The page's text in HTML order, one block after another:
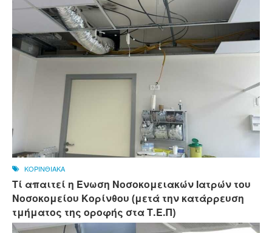
ΚΟΡΙΝΘΙΑΚΑ
Τί απαιτεί η Ένωση Νοσοκομειακών Ιατρών του
Νοσοκομείου Κορίνθου (μετά την κατάρρευση
τμήματος της οροφής στα Τ.Ε.Π)